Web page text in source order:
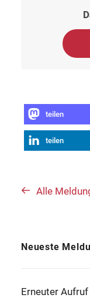
teilen
teilen
Alle
Neueste
Erneuter